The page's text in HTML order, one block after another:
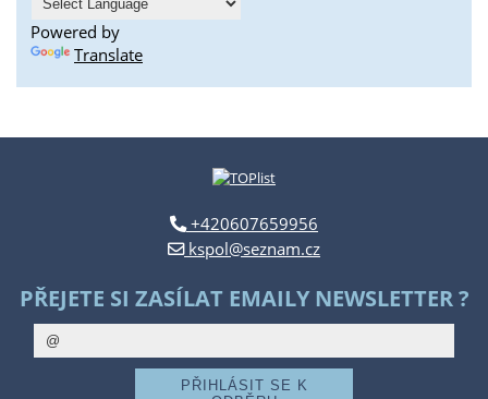
Powered by
Translate
+420607659956
kspol@seznam.cz
PŘEJETE SI ZASÍLAT EMAILY NEWSLETTER ?